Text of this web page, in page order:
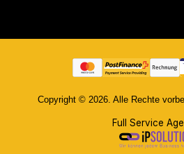
Copyright © 2026. Alle Rechte
Full Service